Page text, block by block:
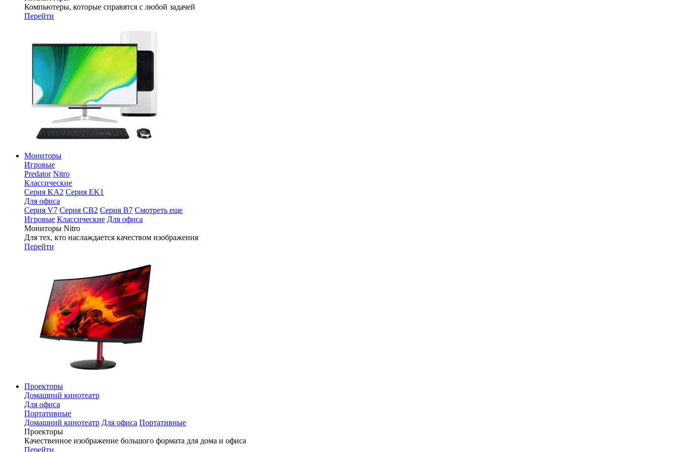
Компьютеры, которые справятся с любой задачей
Перейти
Мониторы
Игровые
Predator Nitro
Классические
Серия KA2 Серия EK1
Для офиса
Серия V7 Серия CB2 Серия B7 Смотреть еще
Игровые Классические Для офиса
Мониторы Nitro
Для тех, кто наслаждается качеством изображения
Перейти
Проекторы
Домашний кинотеатр
Для офиса
Портативные
Домашний кинотеатр Для офиса Портативные
Проекторы
Качественное изображение большого формата для дома и офиса
Перейти